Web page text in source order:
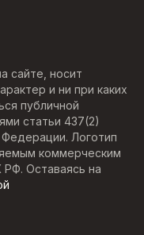
сайте, носит
и ни при каких
публичной
статьи 437(2)
Логотип
коммерческим
РФ. Оставаясь на